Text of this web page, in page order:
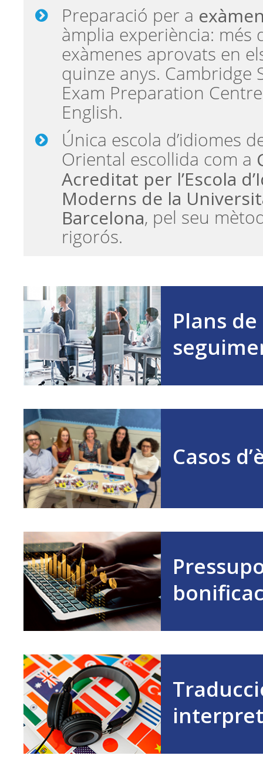
Preparació per a
àmplia experiència: més
exàmenes aprovats en
quinze anys. Cambridge
Exam Preparation
English.
Única escola d’idiomes
Oriental escollida com a
Acreditat per l’Escola
Moderns de la
Barcelona, pel seu
rigorós.
Plans
Casos